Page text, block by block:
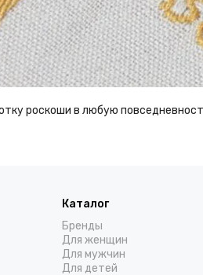
роскоши в любую
Каталог
Бренды
Для женщин
Для мужчин
Для детей